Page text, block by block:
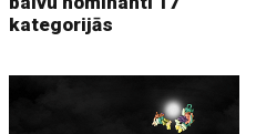
kategorijās